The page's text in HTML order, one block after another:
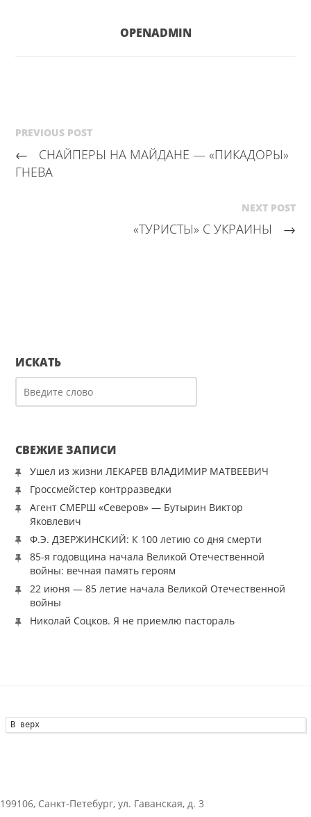
OPENADMIN
PREVIOUS POST
←
СНАЙПЕРЫ НА МАЙДАНЕ — «ПИКАДОРЫ»
ГНЕВА
NEXT POST
«ТУРИСТЫ» С УКРАИНЫ →
ИСКАТЬ
СВЕЖИЕ ЗАПИСИ
Ушел из жизни ЛЕКАРЕВ ВЛАДИМИР МАТВЕЕВИЧ
Гроссмейстер контрразведки
Агент СМЕРШ «Северов» — Бутырин Виктор
Яковлевич
Ф.Э. ДЗЕРЖИНСКИЙ: К 100 летию со дня смерти
85-я годовщина начала Великой Отечественной
войны: вечная память героям
22 июня — 85 летие начала Великой Отечественной
войны
Николай Соцков. Я не приемлю пастораль
В верх
199106, Санкт-Петебург, ул. Гаванская, д. 3